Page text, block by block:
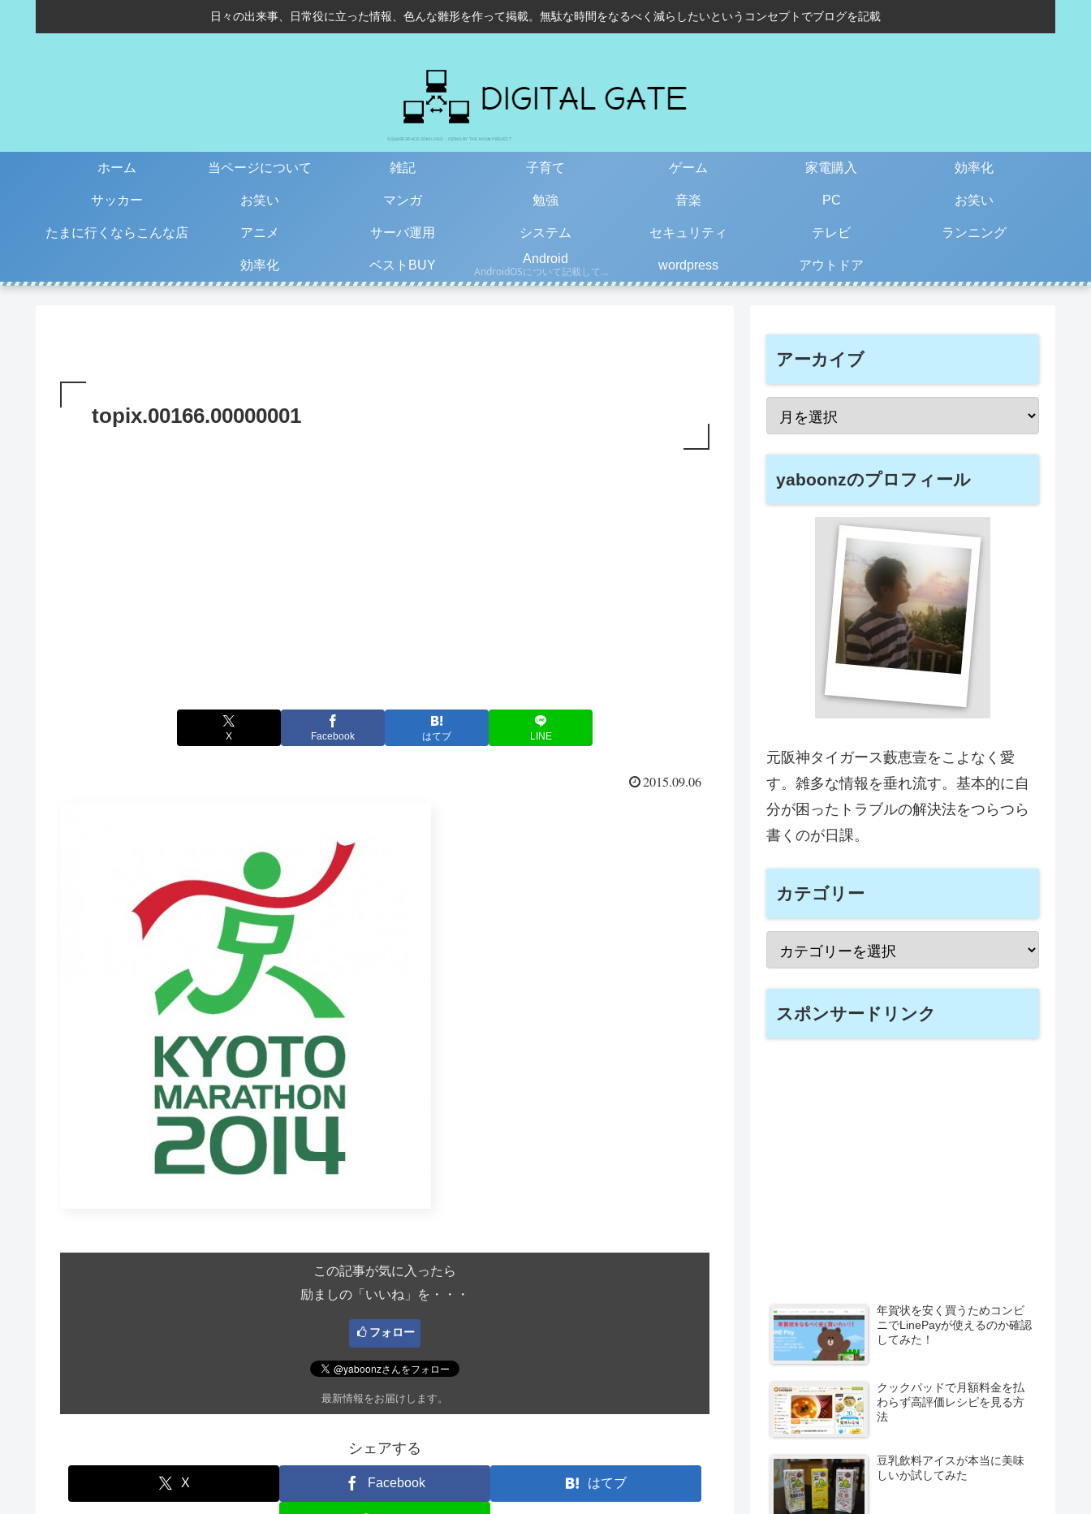
日々の出来事、日常役に立った情報、色んな雛形を作って掲載。無駄な時間をなるべく減らしたいというコンセプトでブログを記載
ホーム 当ページについて 雑記 子育て ゲーム 家電購入 効率化
サッカー お笑い マンガ 勉強 音楽 PC お笑い
たまに行くならこんな店 アニメ サーバ運用 システム セキュリティ テレビ ランニング
効率化 ベストBUY
Android
AndroidOSについて記載しています。古い情報もあるので、更新日を確認して下さい。
wordpress アウトドア
topix.00166.00000001
X Facebook はてブ LINE
2015.09.06
この記事が気に入ったら
励ましの「いいね」を・・・
フォロー
最新情報をお届けします。
シェアする
X Facebook はてブ
アーカイブ
yaboonzのプロフィール
元阪神タイガース藪恵壹をこよなく愛
す。雑多な情報を垂れ流す。基本的に自
分が困ったトラブルの解決法をつらつら
書くのが日課。
カテゴリー
スポンサードリンク
年賀状を安く買うためコンビ
ニでLinePayが使えるのか確認
してみた！
クックパッドで月額料金を払
わらず高評価レシピを見る方
法
豆乳飲料アイスが本当に美味
しいか試してみた